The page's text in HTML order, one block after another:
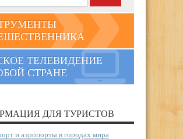
ТЕЛЕВИДЕНИЕ
СТРАНЕ
ДЛЯ ТУРИСТОВ
и аэропорты в городах мира